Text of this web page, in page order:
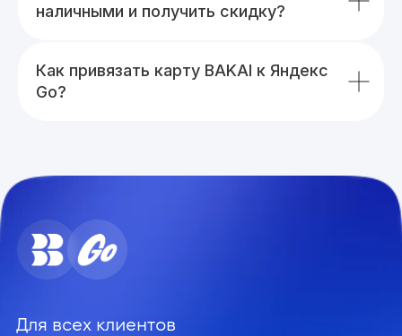
наличными и получить скидку?
Как привязать карту BAKAI к Яндекс
Go?